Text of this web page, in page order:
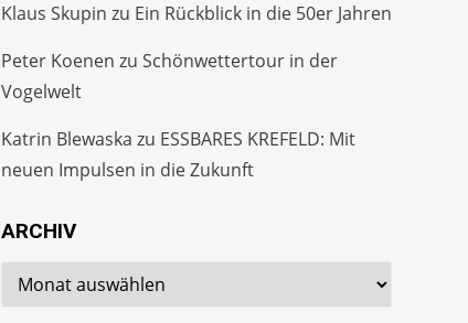
Klaus Skupin zu Ein Rückblick in die 50er Jahren
Peter Koenen zuSchönwettertour in der
Vogelwelt
Katrin Blewaska zu ESSBARES KREFELD: Mit
neuen Impulsen in die Zukunft
ARCHIV
Archiv